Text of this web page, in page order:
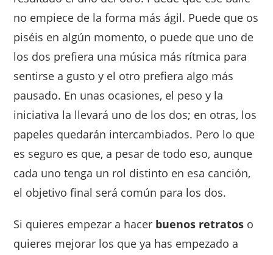
no empiece de la forma más ágil. Puede que os
piséis en algún momento, o puede que uno de
los dos prefiera una música más rítmica para
sentirse a gusto y el otro prefiera algo más
pausado. En unas ocasiones, el peso y la
iniciativa la llevará uno de los dos; en otras, los
papeles quedarán intercambiados. Pero lo que
es seguro es que, a pesar de todo eso, aunque
cada uno tenga un rol distinto en esa canción,
el objetivo final será común para los dos.
Si quieres empezar a hacer buenos retratos o
quieres mejorar los que ya has empezado a